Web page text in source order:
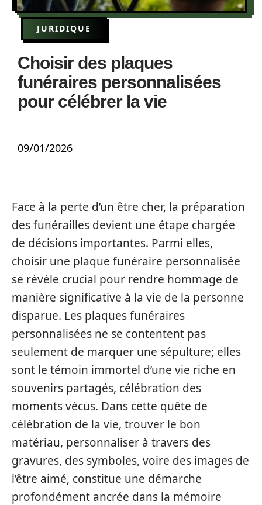
JURIDIQUE
Choisir des plaques
funéraires personnalisées
pour célébrer la vie
09/01/2026
Face à la perte d’un être cher, la préparation
des funérailles devient une étape chargée
de décisions importantes. Parmi elles,
choisir une plaque funéraire personnalisée
se révèle crucial pour rendre hommage de
manière significative à la vie de la personne
disparue. Les plaques funéraires
personnalisées ne se contentent pas
seulement de marquer une sépulture; elles
sont le témoin immortel d’une vie riche en
souvenirs partagés, célébration des
moments vécus. Dans cette quête de
célébration de la vie, trouver le bon
matériau, personnaliser à travers des
gravures, des symboles, voire des images de
l’être aimé, constitue une démarche
profondément ancrée dans la mémoire